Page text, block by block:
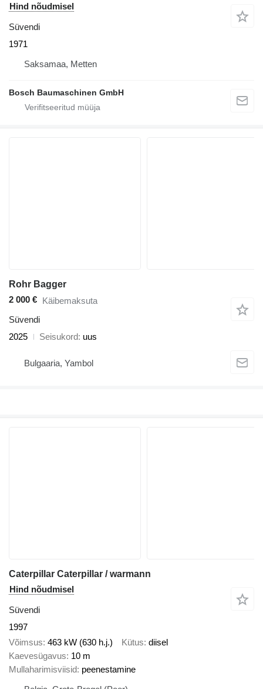
Hind nõudmisel
Süvendi
1971
Saksamaa, Metten
Bosch Baumaschinen GmbH
Rohr Bagger
2 000 € Käibemaksuta
Süvendi
2025
Seisukord uus
Bulgaaria, Yambol
Caterpillar Caterpillar / warmann
Hind nõudmisel
Süvendi
1997
Võimsus 463 kW (630 h.j.) Kütus diisel
Kaevesügavus 10 m
Mullaharimisviisid peenestamine